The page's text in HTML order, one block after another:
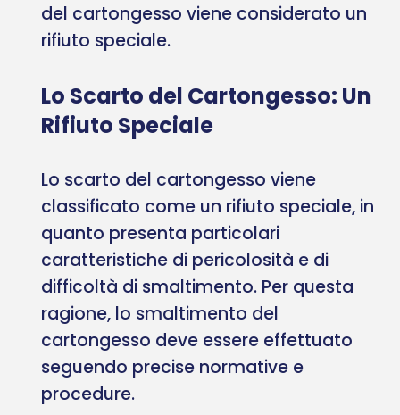
del cartongesso viene considerato un
rifiuto speciale.
Lo Scarto del Cartongesso: Un
Rifiuto Speciale
Lo scarto del cartongesso viene
classificato come un rifiuto speciale, in
quanto presenta particolari
caratteristiche di pericolosità e di
difficoltà di smaltimento. Per questa
ragione, lo smaltimento del
cartongesso deve essere effettuato
seguendo precise normative e
procedure.